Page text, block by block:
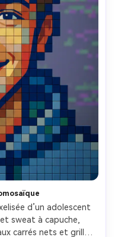
d’un adolescent
sweat à capuche,
carrés nets et grille